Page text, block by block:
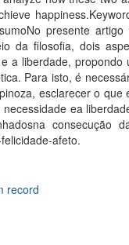
presente
da filosofia, dois
a liberdade,
Para isto, é
esclarecer o
necessidade ea
consecução
afeto.
record